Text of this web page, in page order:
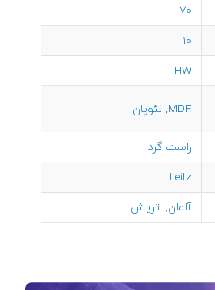
70
10
HW
MDF
, نئوپان
راست گرد
Leitz
آلمان, اتریش